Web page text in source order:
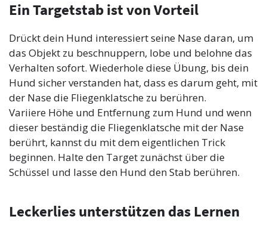
Ein Targetstab ist von Vorteil
Drückt dein Hund interessiert seine Nase daran, um
das Objekt zu beschnuppern, lobe und belohne das
Verhalten sofort. Wiederhole diese Übung, bis dein
Hund sicher verstanden hat, dass es darum geht, mit
der Nase die Fliegenklatsche zu berühren.
Variiere Höhe und Entfernung zum Hund und wenn
dieser beständig die Fliegenklatsche mit der Nase
berührt, kannst du mit dem eigentlichen Trick
beginnen. Halte den Target zunächst über die
Schüssel und lasse den Hund den Stab berühren.
Leckerlies unterstützen das Lernen